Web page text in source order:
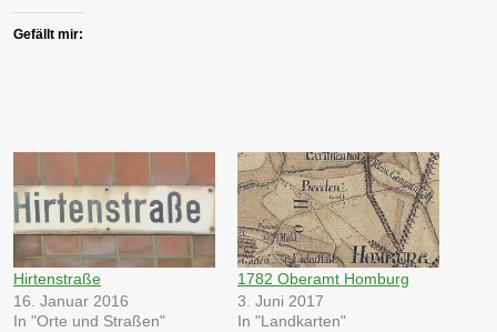
Gefällt mir:
Hirtenstraße
16. Januar 2016
In "Orte und Straßen"
1782 Oberamt Homburg
3. Juni 2017
In "Landkarten"